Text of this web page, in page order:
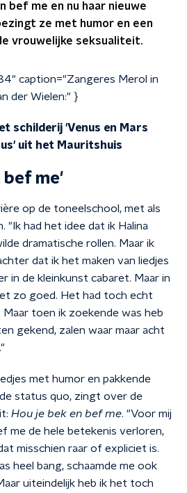
bef me en nu haar nieuwe
ze met humor en een
vrouwelijke seksualiteit.
caption="Zangeres Merol in
der Wielen:" }
schilderij 'Venus en Mars
uit het Mauritshuis
bef me'
op de toneelschool, met als
"Ik had het idee dat ik Halina
dramatische rollen. Maar ik
dat ik het maken van liedjes
in de kleinkunst cabaret. Maar in
zo goed. Het had toch echt
toen ik zoekende was heb
gekend, zalen waar maar acht
met humor en pakkende
status quo, zingt over de
Hou je bek en bef me. "Voor mij
me de hele betekenis verloren,
misschien raar of expliciet is.
heel bang, schaamde me ook
uiteindelijk heb ik het toch